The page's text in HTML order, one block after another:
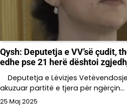
Qysh: Deputetja e VV’së çudit,
edhe pse 21 herë dështoi
Deputetja e Lëvizjes
akuzuar partitë e tjera për ngërçin…
25 Maj 2025